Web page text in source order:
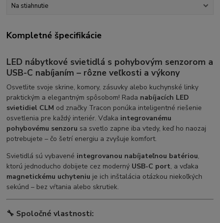
Na stiahnutie
Kompletné špecifikácie
LED nábytkové svietidlá s pohybovým senzorom a
USB-C nabíjaním – rôzne veľkosti a výkony
Osvetlite svoje skrine, komory, zásuvky alebo kuchynské linky
praktickým a elegantným spôsobom! Rada nabíjacích LED
svietidiel CLM od značky Tracon ponúka inteligentné riešenie
osvetlenia pre každý interiér. Vďaka integrovanému
pohybovému senzoru sa svetlo zapne iba vtedy, keď ho naozaj
potrebujete – čo šetrí energiu a zvyšuje komfort.
Svietidlá sú vybavené integrovanou nabíjateľnou batériou,
ktorú jednoducho dobijete cez moderný USB-C port, a vďaka
magnetickému uchyteniu je ich inštalácia otázkou niekoľkých
sekúnd – bez vŕtania alebo skrutiek.
🔧 Spoločné vlastnosti: